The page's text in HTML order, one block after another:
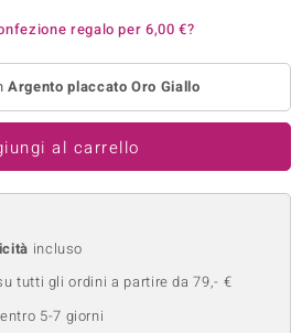
regalo per6,00 €?
Argento placcato Oro Giallo
al carrello
incluso
tutti gli ordini a partire da 79,- €
entro 5-7 giorni